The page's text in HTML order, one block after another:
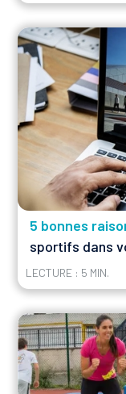
5 bonnes
sportifs dans
LECTURE : 5 MIN.